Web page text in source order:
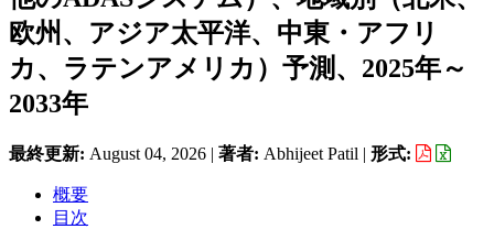
欧州、アジア太平洋、中東・アフリ
カ、ラテンアメリカ）予測、2025年～
2033年
最終更新: August 04, 2026 | 著者: Abhijeet Patil | 形式:
概要
目次